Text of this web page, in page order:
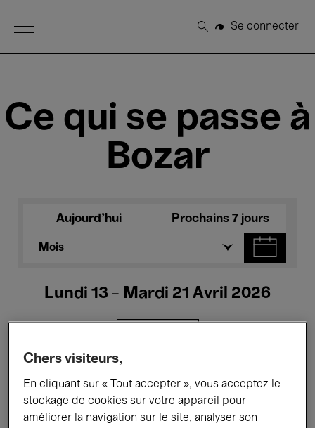
Open Menu
Rechercher
Se connecter
Ce qui se passe à
Bozar
Aujourd'hui Prochains 7 jours
Mois
Lundi 13 - Mardi 21 Avril 2026
Tous les événements Concerts
Expositions Performances
Chers visiteurs,
En cliquant sur « Tout accepter », vous acceptez le
stockage de cookies sur votre appareil pour
améliorer la navigation sur le site, analyser son